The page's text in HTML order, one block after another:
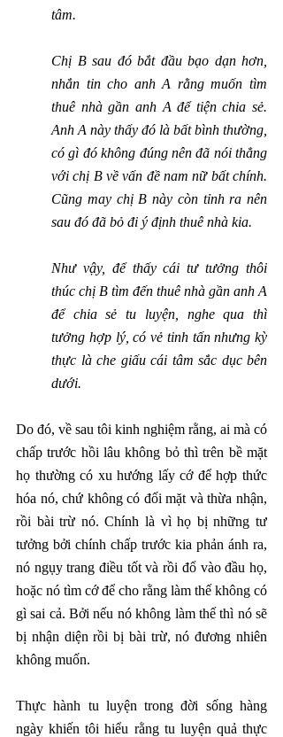
tâm.
Chị B sau đó bắt đầu bạo dạn hơn,
nhắn tin cho anh A rằng muốn tìm
thuê nhà gần anh A để tiện chia sẻ.
Anh A này thấy đó là bất bình thường,
có gì đó không đúng nên đã nói thẳng
với chị B về vấn đề nam nữ bất chính.
Cũng may chị B này còn tỉnh ra nên
sau đó đã bỏ đi ý định thuê nhà kia.
Như vậy, để thấy cái tư tưởng thôi
thúc chị B tìm đến thuê nhà gần anh A
để chia sẻ tu luyện, nghe qua thì
tưởng hợp lý, có vẻ tinh tấn nhưng kỳ
thực là che giấu cái tâm sắc dục bên
dưới.
Do đó, về sau tôi kinh nghiệm rằng, ai mà có
chấp trước hồi lâu không bỏ thì trên bề mặt
họ thường có xu hướng lấy cớ để hợp thức
hóa nó, chứ không có đối mặt và thừa nhận,
rồi bài trừ nó. Chính là vì họ bị những tư
tưởng bởi chính chấp trước kia phản ánh ra,
nó ngụy trang điều tốt và rồi đổ vào đầu họ,
hoặc nó tìm cớ để cho rằng làm thế không có
gì sai cả. Bởi nếu nó không làm thế thì nó sẽ
bị nhận diện rồi bị bài trừ, nó đương nhiên
không muốn.
Thực hành tu luyện trong đời sống hàng
ngày khiến tôi hiểu rằng tu luyện quả thực